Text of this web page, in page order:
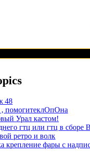
48
, помогитеклОпОна
Урал кастом!
гтц или гтц в сборе
ретро и волк
крепление фары с